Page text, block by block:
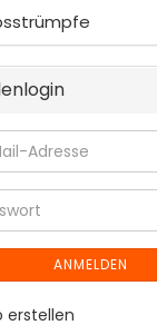
ANMELDEN
erstellen